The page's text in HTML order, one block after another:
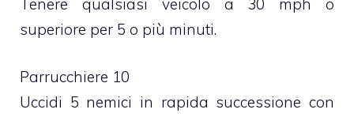
superiore per 5 o più minuti.
Parrucchiere 10
Uccidi 5 nemici in rapida successione con